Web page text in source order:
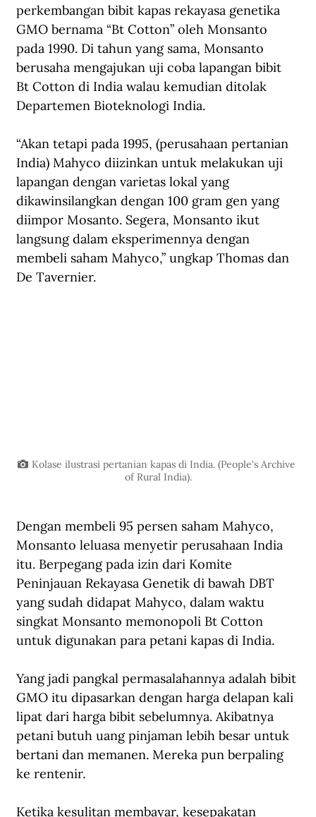
perkembangan bibit kapas rekayasa genetika
GMO bernama “Bt Cotton” oleh Monsanto
pada 1990. Di tahun yang sama, Monsanto
berusaha mengajukan uji coba lapangan bibit
Bt Cotton di India walau kemudian ditolak
Departemen Bioteknologi India.
“Akan tetapi pada 1995, (perusahaan pertanian
India) Mahyco diizinkan untuk melakukan uji
lapangan dengan varietas lokal yang
dikawinsilangkan dengan 100 gram gen yang
diimpor Mosanto. Segera, Monsanto ikut
langsung dalam eksperimennya dengan
membeli saham Mahyco,” ungkap Thomas dan
De Tavernier.
Kolase ilustrasi pertanian kapas di India. (People's Archive
of Rural India).
Dengan membeli 95 persen saham Mahyco,
Monsanto leluasa menyetir perusahaan India
itu. Berpegang pada izin dari Komite
Peninjauan Rekayasa Genetik di bawah DBT
yang sudah didapat Mahyco, dalam waktu
singkat Monsanto memonopoli Bt Cotton
untuk digunakan para petani kapas di India.
Yang jadi pangkal permasalahannya adalah bibit
GMO itu dipasarkan dengan harga delapan kali
lipat dari harga bibit sebelumnya. Akibatnya
petani butuh uang pinjaman lebih besar untuk
bertani dan memanen. Mereka pun berpaling
ke rentenir.
Ketika kesulitan membayar, kesepakatan